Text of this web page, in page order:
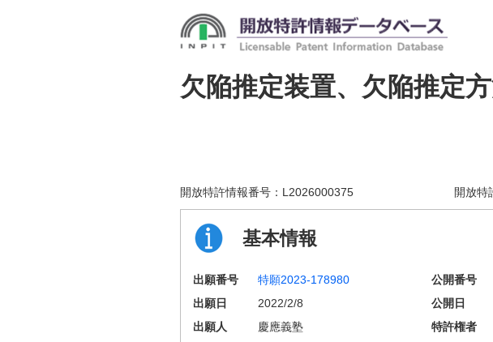
欠陥推定装置、欠陥推定
開放特許情報番号： L2026000375 開放特
基本情報
出願番号 特願2023-178980 公開番号
出願日
2022/2/8 公開日
出願人
慶應義塾 特許権者